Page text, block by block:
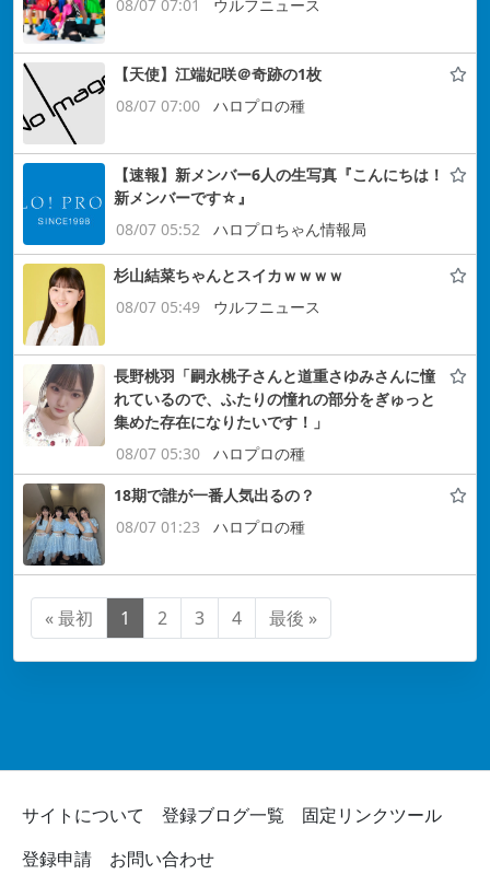
08/07 07:01
ウルフニュース
【天使】江端妃咲＠奇跡の1枚
08/07 07:00
ハロプロの種
【速報】新メンバー6人の生写真『こんにちは！
新メンバーです☆』
08/07 05:52
ハロプロちゃん情報局
杉山結菜ちゃんとスイカｗｗｗｗ
08/07 05:49
ウルフニュース
長野桃羽「嗣永桃子さんと道重さゆみさんに憧
れているので、ふたりの憧れの部分をぎゅっと
集めた存在になりたいです！」
08/07 05:30
ハロプロの種
18期で誰が一番人気出るの？
08/07 01:23
ハロプロの種
« 最初 1 2 3 4 最後 »
サイトについて 登録ブログ一覧
固定リンクツール
登録申請
お問い合わせ